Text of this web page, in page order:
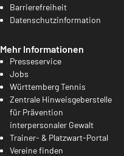
Barrierefreiheit
Datenschutzinformation
Mehr Informationen
Presseservice
Jobs
Württemberg Tennis
Zentrale Hinweisgeberstelle
für Prävention
interpersonaler Gewalt
Trainer- & Platzwart-Portal
Vereine finden